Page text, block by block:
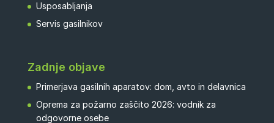
Usposabljanja
Servis gasilnikov
Zadnje objave
Primerjava gasilnih aparatov: dom, avto in delavnica
Oprema za požarno zaščito 2026: vodnik za
odgovorne osebe